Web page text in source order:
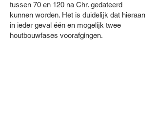
tussen 70 en 120 na Chr. gedateerd
kunnen worden. Het is duidelijk dat hieraan
in ieder geval één en mogelijk twee
houtbouwfases voorafgingen.